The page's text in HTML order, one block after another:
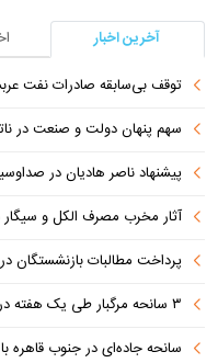
آخرین اخبار
توقف بی‌سابقه صادرات نفت
سهم پنهان دولت و صنعت در
پیشنهاد ناصر هادیان در
آثار مخرب مصرف الکل و سیگار
پرداخت مطالبات بازنشستگان در
۳ سانحه مرگبار طی یک هفته در بزرگراه‌های تهران؛ هشدار دوباره به رانندگان و عابران
سانحه جاده‌ای در جنوب قاهره با ۱۴ کشته و زخمی